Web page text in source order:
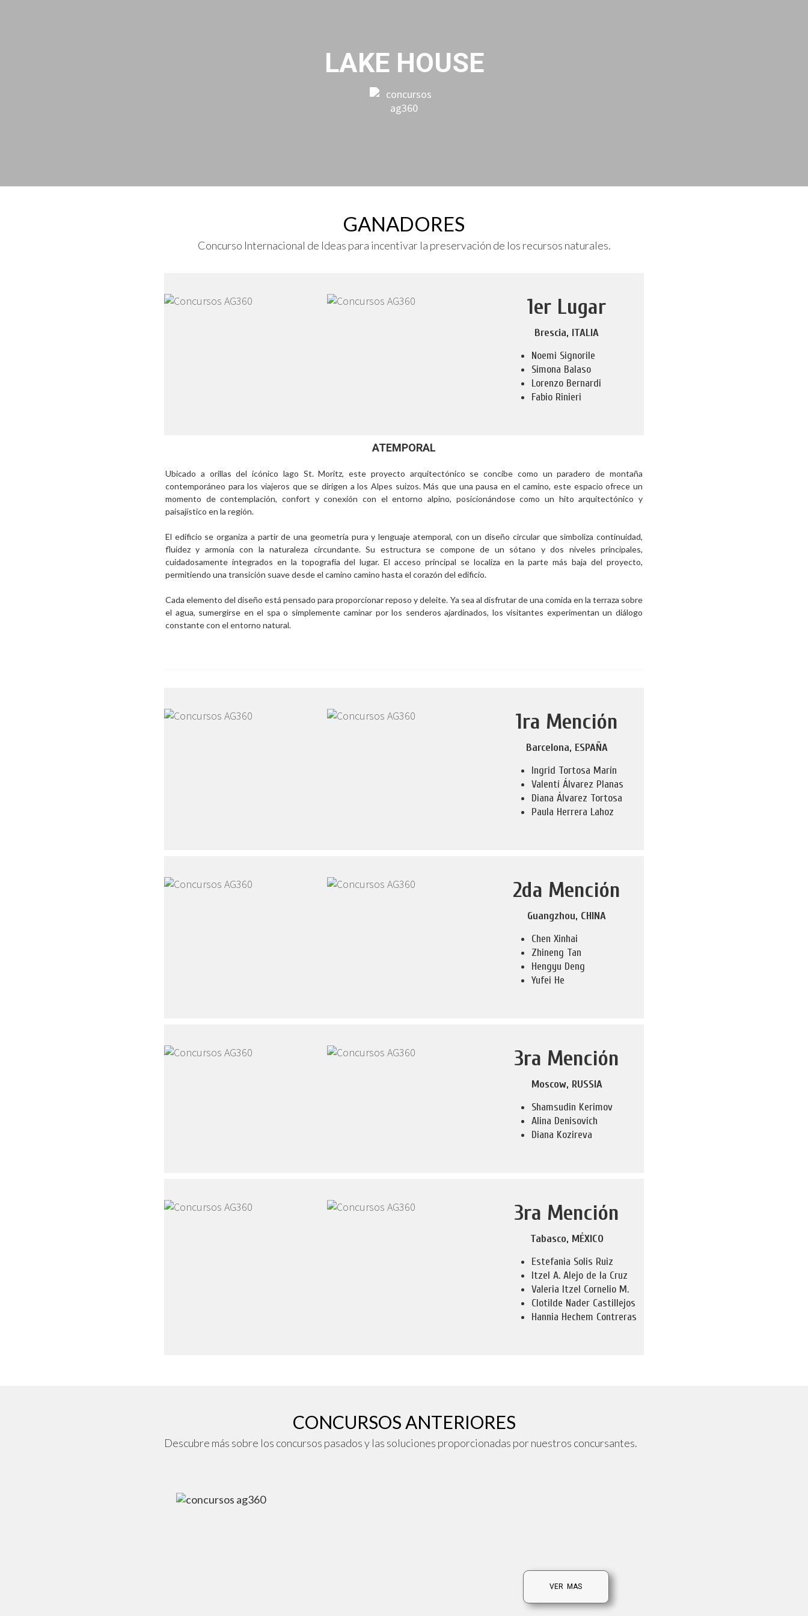
LAKE HOUSE
GANADORES
Concurso Internacional de Ideas para incentivar la preservación de los recursos naturales.
1er Lugar
Brescia, ITALIA
Noemi Signorile
Simona Balaso
Lorenzo Bernardi
Fabio Rinieri
ATEMPORAL
Ubicado a orillas del icónico lago St. Moritz, este proyecto arquitectónico se concibe como un paradero de montaña
contemporáneo para los viajeros que se dirigen a los Alpes suizos. Más que una pausa en el camino, este espacio ofrece un
momento de contemplación, confort y conexión con el entorno alpino, posicionándose como un hito arquitectónico y
paisajístico en la región.
El edificio se organiza a partir de una geometría pura y lenguaje atemporal, con un diseño circular que simboliza continuidad,
fluidez y armonía con la naturaleza circundante. Su estructura se compone de un sótano y dos niveles principales,
cuidadosamente integrados en la topografía del lugar. El acceso principal se localiza en la parte más baja del proyecto,
permitiendo una transición suave desde el camino camino hasta el corazón del edificio.
Cada elemento del diseño está pensado para proporcionar reposo y deleite. Ya sea al disfrutar de una comida en la terraza sobre
el agua, sumergirse en el spa o simplemente caminar por los senderos ajardinados, los visitantes experimentan un diálogo
constante con el entorno natural.
1ra Mención
Barcelona, ESPAÑA
Ingrid Tortosa Marín
Valentí Álvarez Planas
Diana Álvarez Tortosa
Paula Herrera Lahoz
2da Mención
Guangzhou, CHINA
Chen Xinhai
Zhineng Tan
Hengyu Deng
Yufei He
3ra Mención
Moscow, RUSSIA
Shamsudin Kerimov
Alina Denisovich
Diana Kozireva
3ra Mención
Tabasco, MÉXICO
Estefania Solis Ruiz
Itzel A. Alejo de la Cruz
Valeria Itzel Cornelio M.
Clotilde Nader Castillejos
Hannia Hechem Contreras
CONCURSOS ANTERIORES
Descubre más sobre los concursos pasados y las soluciones proporcionadas por nuestros concursantes.
VER MAS